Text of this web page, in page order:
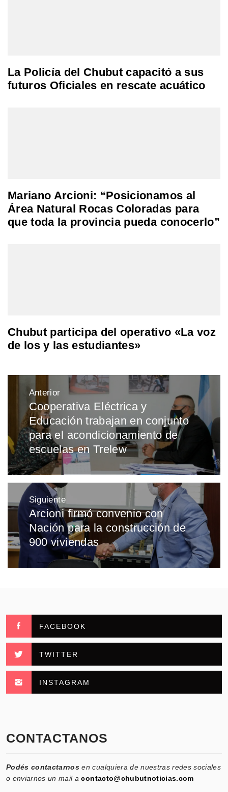
La Policía del Chubut capacitó a sus
futuros Oficiales en rescate acuático
Mariano Arcioni: “Posicionamos al
Área Natural Rocas Coloradas para
que toda la provincia pueda conocerlo”
Chubut participa del operativo «La voz
de los y las estudiantes»
Navegación
entradas
Anterior
Entrada
anterior:
Cooperativa Eléctrica y
Educación trabajan en conjunto
para el acondicionamiento de
escuelas en Trelew
Siguiente
Entrada
siguiente:
Arcioni firmó convenio con
Nación para la construcción de
900 viviendas
FACEBOOK
TWITTER
INSTAGRAM
CONTACTANOS
Podés contactarnos en cualquiera de nuestras redes sociales
o enviarnos un mail acontacto@chubutnoticias.com